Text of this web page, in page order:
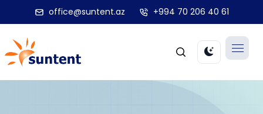
office@suntent.az +994 70 206 40 61